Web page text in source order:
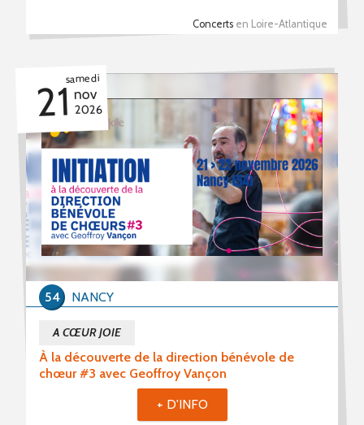
Concerts en Loire-Atlantique
samedi
21 nov
2026
À la découverte de la direction bénévole de
chœur #3 avec Geoffroy Vançon
A CŒUR JOIE
NANCY
54
+ D'INFO